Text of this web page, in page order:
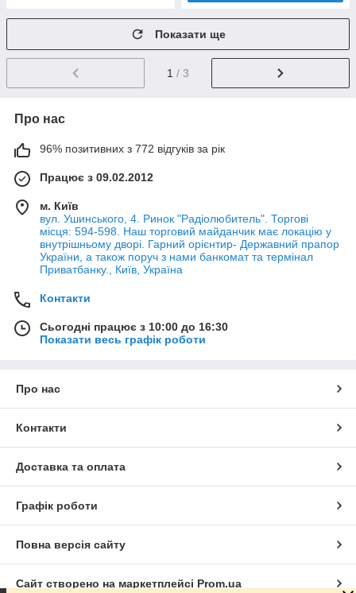
Показати ще
1 / 3
Про нас
96% позитивних з 772 відгуків за рік
Працює з 09.02.2012
м. Київ
вул. Ушинського, 4. Ринок "Радіолюбитель". Торгові
місця: 594-598. Наш торговий майданчик має локацію у
внутрішньому дворі. Гарний орієнтир- Державний прапор
України, а також поруч з нами банкомат та термінал
Приватбанку., Київ, Україна
Контакти
Сьогодні працює з 10:00 до 16:30
Показати весь графік роботи
Про нас
Контакти
Доставка та оплата
Графік роботи
Повна версія сайту
Сайт створено на маркетплейсі Prom.ua